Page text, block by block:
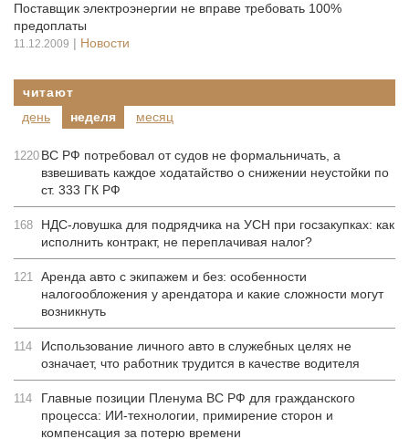
Поставщик электроэнергии не вправе требовать 100%
предоплаты
11.12.2009 | Новости
читают
день
неделя месяц
1220 ВС РФ потребовал от судов не формальничать, а
взвешивать каждое ходатайство о снижении неустойки по
ст. 333 ГК РФ
168
НДС-ловушка для подрядчика на УСН при госзакупках: как
исполнить контракт, не переплачивая налог?
121 Аренда авто с экипажем и без: особенности
налогообложения у арендатора и какие сложности могут
возникнуть
114
Использование личного авто в служебных целях не
означает, что работник трудится в качестве водителя
114
Главные позиции Пленума ВС РФ для гражданского
процесса: ИИ-технологии, примирение сторон и
компенсация за потерю времени